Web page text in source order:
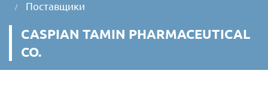
Поставщики
CASPIAN TAMIN PHARMACEUTICAL
CO.